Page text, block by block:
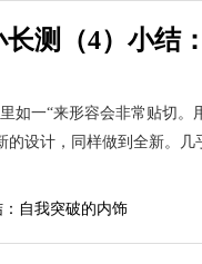
长测（4）小结
如一“来形容会非常贴切
设计，同样做到全新。几